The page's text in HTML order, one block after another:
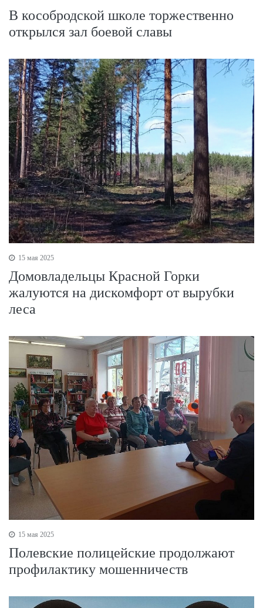
В кособродской школе торжественно
открылся зал боевой славы
15 мая 2025
Домовладельцы Красной Горки
жалуются на дискомфорт от вырубки
леса
15 мая 2025
Полевские полицейские продолжают
профилактику мошенничеств